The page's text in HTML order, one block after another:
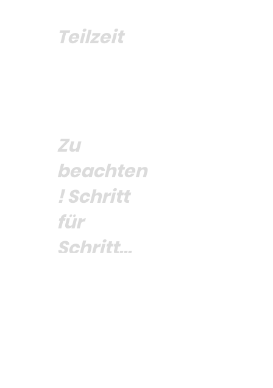
Teilzeit
Zu
beachten
! Schritt
für
Schritt...